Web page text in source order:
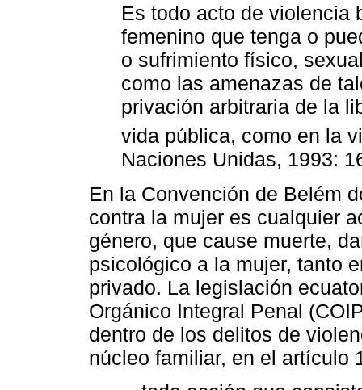
Es todo acto de violencia
femenino que tenga o
o sufrimiento físico,
como las amenazas de
privación arbitraria de la
vida pública, como en la
Naciones Unidas, 1993:
En la Convención de Belém
contra la mujer es cualquier
género, que cause muerte,
psicológico a la mujer, tanto
privado. La legislación
Orgánico Integral Penal
dentro de los delitos de
núcleo familiar, en el artículo